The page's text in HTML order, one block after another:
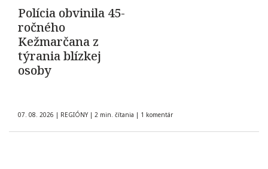
Polícia obvinila 45-
ročného
Kežmarčana z
týrania blízkej
osoby
07. 08. 2026 | REGIÓNY | 2 min. čítania | 1 komentár